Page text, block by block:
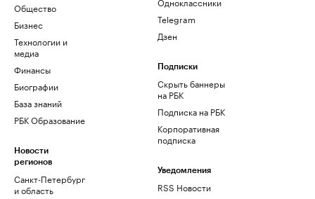
Общество
Бизнес
Технологии и
медиа
Финансы
Биографии
База знаний
РБК Образование
Новости
регионов
Санкт-Петербург
и область
Telegram
Дзен
Подписки
Скрыть баннеры
на РБК
Подписка на РБК
Корпоративная
подписка
Уведомления
RSS Новости